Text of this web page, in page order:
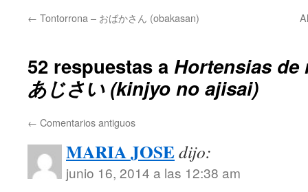
← Tontorrona – おばかさん (obakasan)
52 respuestas a Hortensias de
あじさい (kinjyo no ajisai)
← Comentarios antiguos
MARIA JOSEdijo:
junio 16, 2014 a las 12:38 am